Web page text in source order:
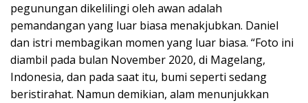
pegunungan dikelilingi oleh awan adalah
pemandangan yang luar biasa menakjubkan. Daniel
dan istri membagikan momen yang luar biasa. “Foto ini
diambil pada bulan November 2020, di Magelang,
Indonesia, dan pada saat itu, bumi seperti sedang
beristirahat. Namun demikian, alam menunjukkan